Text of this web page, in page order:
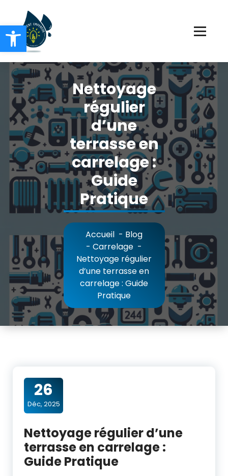
Ouvrir la barre d’outils
contenu
Nettoyage
régulier
d’une
terrasse en
carrelage :
Guide
Pratique
Accueil - Blog
- Carrelage -
Nettoyage régulier
d’une terrasse en
carrelage : Guide
Pratique
26
Déc, 2025
Nettoyage régulier d’une
terrasse en carrelage :
Guide Pratique